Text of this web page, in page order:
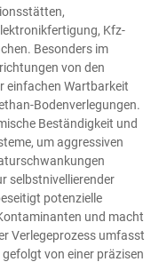
Kfz-
Besonders im
von den
einfachen Wartbarkeit
Bodenverlegungen.
Beständigkeit und
um aggressiven
selbstnivellierender
potenzielle
und macht
Verlegeprozess umfasst
von einer präzisen